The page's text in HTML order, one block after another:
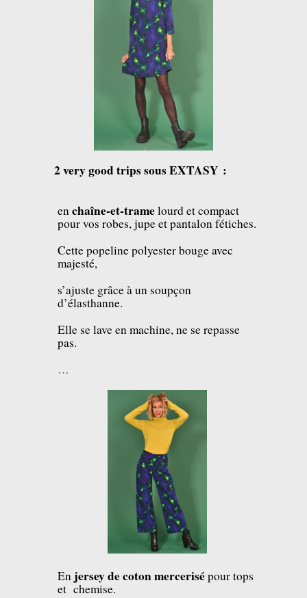
2 very good trips sous EXTASY :
enchaîne-et-tramelourd et compact
pour vos robes, jupe et pantalon fétiches.
Cette popeline polyester bouge avec
majesté,
s’ajuste grâce à un soupçon
d’élasthanne.
Elle se lave en machine, ne se repasse
pas.
…
En jersey de coton mercerisépour tops
et chemise.